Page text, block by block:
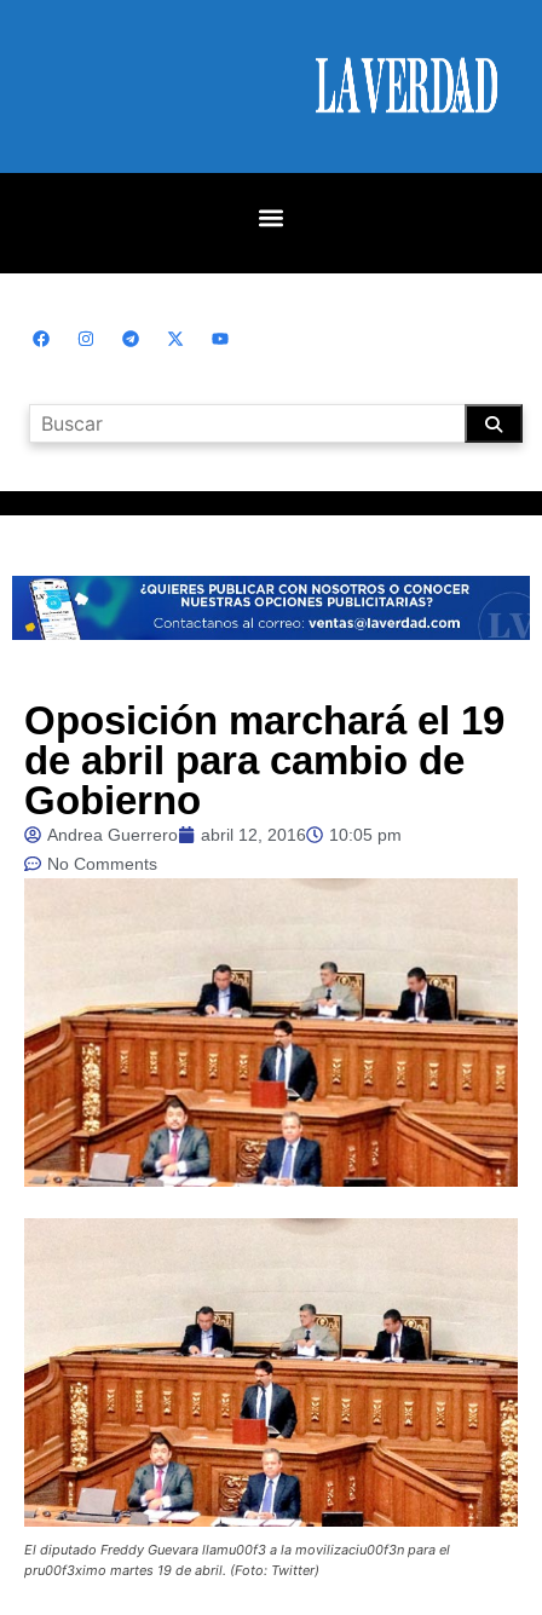
Oposición marchará el 19
de abril para cambio de
Gobierno
Andrea Guerrero abril 12, 2016
10:05 pm
No Comments
El diputado Freddy Guevara llamu00f3 a la movilizaciu00f3n para el
pru00f3ximo martes 19 de abril. (Foto: Twitter)